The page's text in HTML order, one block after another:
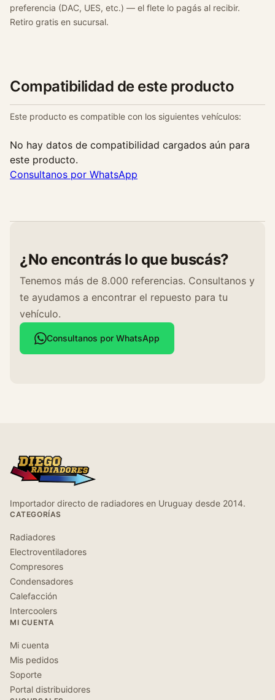
a
d
preferencia (DAC, UES, etc.) — el flete lo pagás al recibir.
Retiro gratis en sucursal.
Compatibilidad de este producto
Este producto es compatible con los siguientes vehículos:
No hay datos de compatibilidad cargados aún para
este producto.
Consultanos por WhatsApp
¿No encontrás lo que buscás?
Tenemos más de 8.000 referencias. Consultanos y
te ayudamos a encontrar el repuesto para tu
vehículo.
Consultanos por WhatsApp
Importador directo de radiadores en Uruguay desde 2014.
CATEGORÍAS
Radiadores
Electroventiladores
Compresores
Condensadores
Calefacción
Intercoolers
MI CUENTA
Mi cuenta
Mis pedidos
Soporte
Portal distribuidores